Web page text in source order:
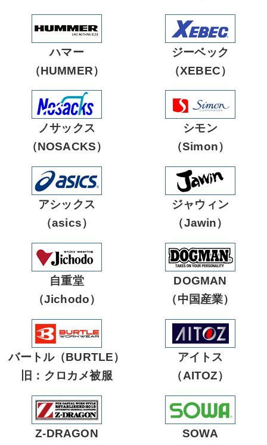
つなぎ服 鳶服
インナー トレーナー
カッパ 医療・介護
ヤッケ
安全ベスト 防炎保護製品
防音保護具 防音保護具
祭り用品 小物
電子機器 空調服部品
ヒート部品
ハマー
（HUMMER）
ジーベック
（XEBEC）
ノサックス
（NOSACKS）
シモン
（Simon）
アシックス
（asics）
ジャウィン
（Jawin）
自重堂
（Jichodo）
DOGMAN
（中国産業）
バートル（BURTLE）
旧：クロカメ被服
アイトス
（AITOZ）
Z-DRAGON
SOWA